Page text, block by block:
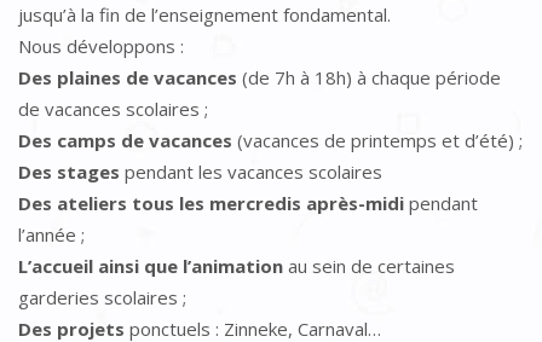
jusqu’à la fin de l’enseignement fondamental.
Nous développons :
Des plaines de vacances (de 7h à 18h) à chaque période
de vacances scolaires ;
Des camps de vacances (vacances de printemps et d’été) ;
Des stages pendant les vacances scolaires
Des ateliers tous les mercredis après-midi pendant
l’année ;
L’accueil ainsi que l’animation au sein de certaines
garderies scolaires ;
Des projets ponctuels : Zinneke, Carnaval…